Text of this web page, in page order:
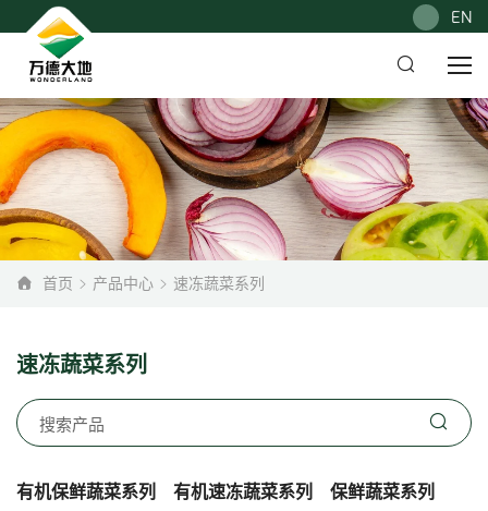
EN
首页 产品中心 速冻蔬菜系列
速冻蔬菜系列
有机保鲜蔬菜系列 有机速冻蔬菜系列
保鲜蔬菜系列